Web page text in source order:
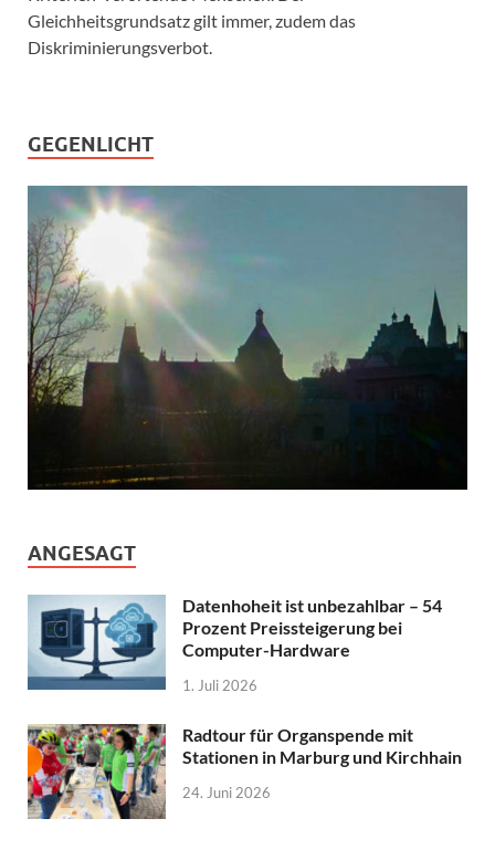
Gleichheitsgrundsatz gilt immer, zudem das
Diskriminierungsverbot.
GEGENLICHT
ANGESAGT
Datenhoheit ist unbezahlbar – 54
Prozent Preissteigerung bei
Computer-Hardware
1. Juli 2026
Radtour für Organspende mit
Stationen in Marburg und Kirchhain
24. Juni 2026